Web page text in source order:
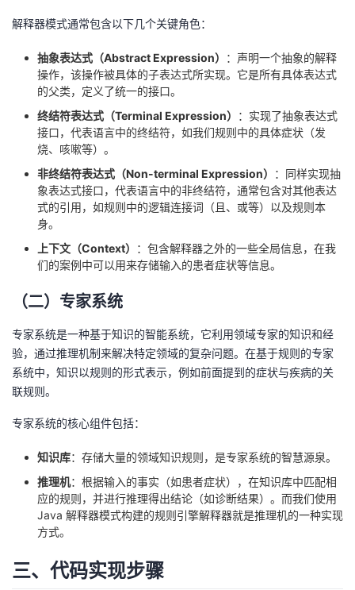
解释器模式通常包含以下几个关键角色：
抽象表达式（Abstract Expression）
：声明一个抽象的解释
操作，该操作被具体的子表达式所实现。它是所有具体表达式
的父类，定义了统一的接口。
终结符表达式（Terminal Expression）
：实现了抽象表达式
接口，代表语言中的终结符，如我们规则中的具体症状（发
烧、咳嗽等）。
非终结符表达式（Non-terminal Expression）
：同样实现抽
象表达式接口，代表语言中的非终结符，通常包含对其他表达
式的引用，如规则中的逻辑连接词（且、或等）以及规则本
身。
上下文（Context）
：包含解释器之外的一些全局信息，在我
们的案例中可以用来存储输入的患者症状等信息。
（二）专家系统
专家系统是一种基于知识的智能系统，它利用领域专家的知识和经
验，通过推理机制来解决特定领域的复杂问题。在基于规则的专家
系统中，知识以规则的形式表示，例如前面提到的症状与疾病的关
联规则。
专家系统的核心组件包括：
知识库：存储大量的领域知识规则，是专家系统的智慧源泉。
推理机：根据输入的事实（如患者症状），在知识库中匹配相
应的规则，并进行推理得出结论（如诊断结果）。而我们使用
Java 解释器模式构建的规则引擎解释器就是推理机的一种实现
方式。
三、代码实现步骤